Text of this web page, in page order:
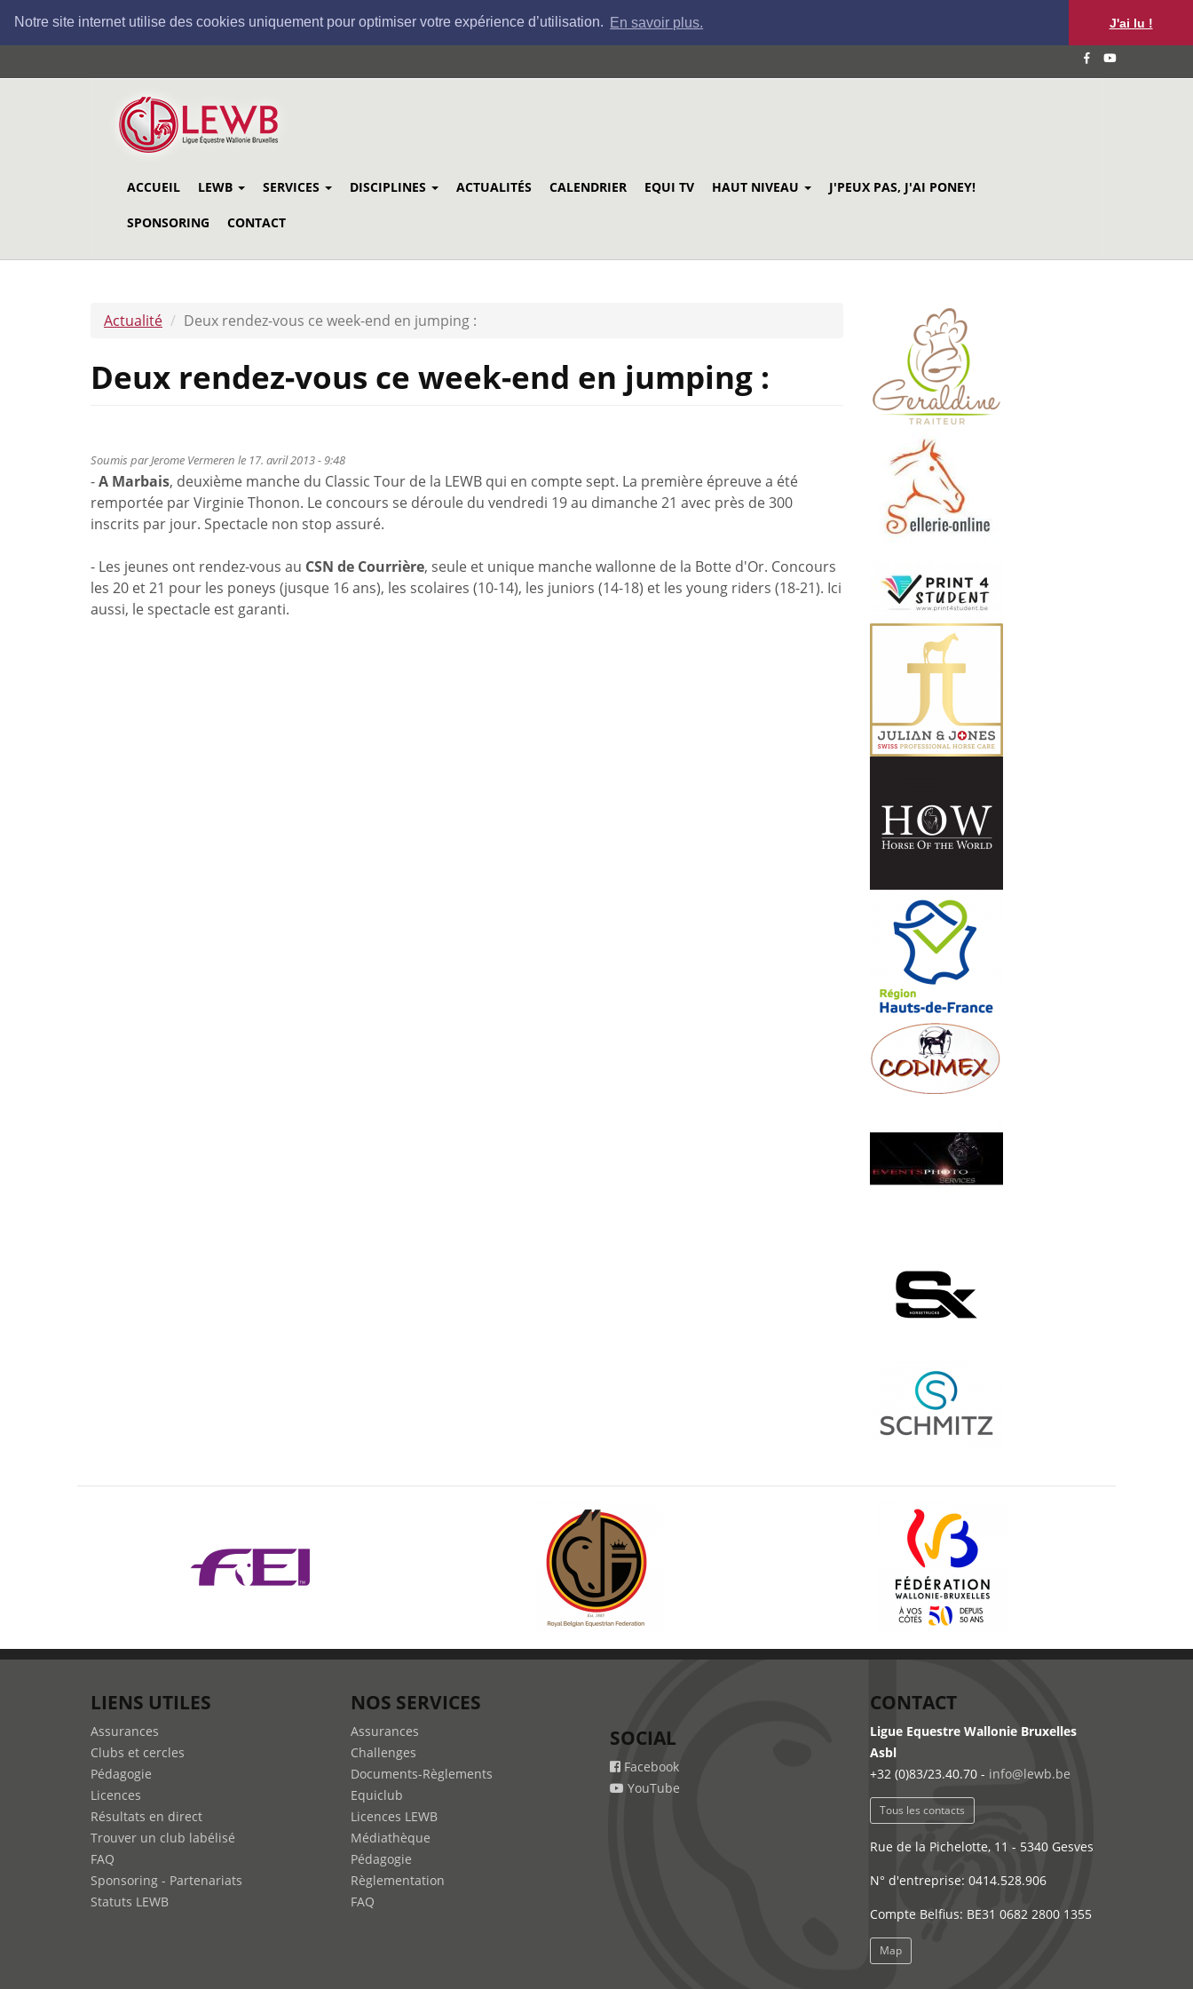
Notre site internet utilise des cookies uniquement pour optimiser votre expérience d’utilisation. En savoir plus. J'ai lu !
au
ACCUEIL LEWB SERVICES DISCIPLINES ACTUALITÉS CALENDRIER EQUI TV HAUT NIVEAU J'PEUX PAS, J'AI PONEY!
SPONSORING CONTACT
Actualité Deux rendez-vous ce week-end en jumping :
Deux rendez-vous ce week-end en jumping :
Soumis parJerome Vermeren le 17. avril 2013 - 9:48
-A Marbais, deuxième manche du Classic Tour de la LEWB qui en compte sept. La première épreuve a été
remportée par Virginie Thonon. Le concours se déroule du vendredi 19 au dimanche 21 avec près de 300
inscrits par jour. Spectacle non stop assuré.
- Les jeunes ont rendez-vous au CSN de Courrière, seule et unique manche wallonne de la Botte d'Or. Concours
les 20 et 21 pour les poneys (jusque 16 ans), les scolaires (10-14), les juniors (14-18) et les young riders (18-21). Ici
aussi, le spectacle est garanti.
LIENS UTILES
Assurances
Clubs et cercles
Pédagogie
Licences
Résultats en direct
Trouver un club labélisé
FAQ
Sponsoring - Partenariats
Statuts LEWB
NOS SERVICES
Assurances
Challenges
Documents-Règlements
Equiclub
Licences LEWB
Médiathèque
Pédagogie
Règlementation
FAQ
SOCIAL
Facebook
YouTube
CONTACT
Ligue Equestre Wallonie Bruxelles
Asbl
+32 (0)83/23.40.70 - info@lewb.be
Tous les contacts
Rue de la Pichelotte, 11 - 5340 Gesves
N° d'entreprise: 0414.528.906
Compte Belfius: BE31 0682 2800 1355
Map